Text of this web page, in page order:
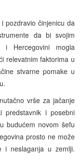
pozdravio činjenicu da
da bi svojim
i Hercegovini mogla
relevatnim faktorima u
stvarne pomake u
vrše za jačanje
predstavnik i posebni
budućem novom šefu
prosto ne može
i neslaganja u zemlji.